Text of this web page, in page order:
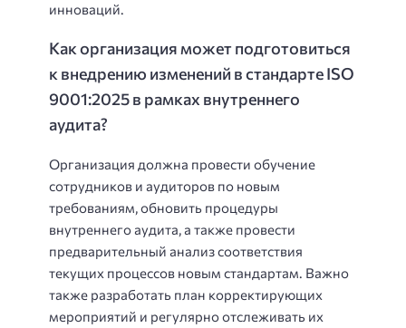
инноваций.
Как организация может подготовиться
к внедрению изменений в стандарте ISO
9001:2025 в рамках внутреннего
аудита?
Организация должна провести обучение
сотрудников и аудиторов по новым
требованиям, обновить процедуры
внутреннего аудита, а также провести
предварительный анализ соответствия
текущих процессов новым стандартам. Важно
также разработать план корректирующих
мероприятий и регулярно отслеживать их